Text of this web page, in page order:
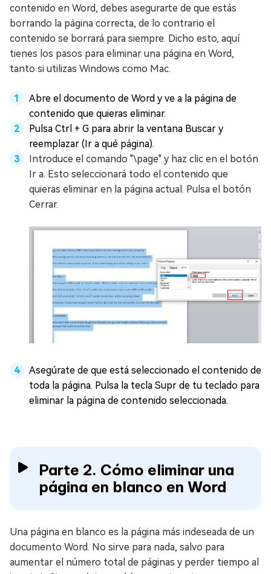
contenido en Word, debes asegurarte de que estás
borrando la página correcta, de lo contrario el
contenido se borrará para siempre. Dicho esto, aquí
tienes los pasos para eliminar una página en Word,
tanto si utilizas Windows como Mac.
Abre el documento de Word y ve a la página de
contenido que quieras eliminar.
Pulsa Ctrl + G para abrir la ventana Buscar y
reemplazar (Ir a qué página).
Introduce el comando "\page" y haz clic en el botón
Ir a. Esto seleccionará todo el contenido que
quieras eliminar en la página actual. Pulsa el botón
Cerrar.
Asegúrate de que está seleccionado el contenido de
toda la página. Pulsa la tecla Supr de tu teclado para
eliminar la página de contenido seleccionada.
Parte 2. Cómo eliminar una
página en blanco en Word
Una página en blanco es la página más indeseada de un
documento Word. No sirve para nada, salvo para
aumentar el número total de páginas y perder tiempo al